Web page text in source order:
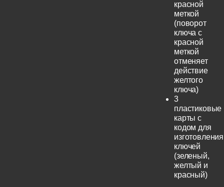
красной
меткой
(поворот
ключа с
красной
меткой
отменяет
действие
желтого
ключа)
3
пластиковые
карты с
кодом для
изготовления
ключей
(зеленый,
желтый и
красный)